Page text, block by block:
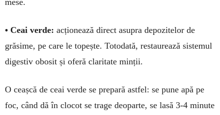
• Ceai verde: acționează direct asupra depo­zitelor de
grăsime, pe care le topește. Totodată, restaurează sistemul
di­gestiv obosit și oferă cla­ritate minții.
O ceașcă de ceai verde se prepară astfel: se pune apă pe
foc, când dă în clo­cot se trage deo­parte, se lasă 3-4 minute